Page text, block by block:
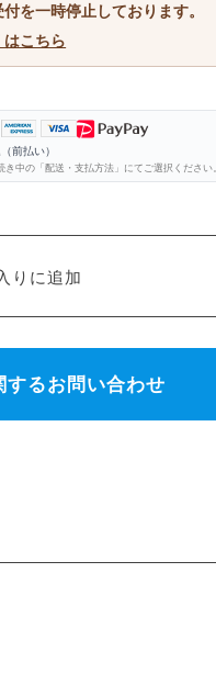
を一時停止しております。
こちら
前払い）
中の「配送・支払方法」にてご選択ください。
するお問い合わせ